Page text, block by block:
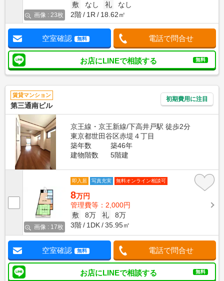
画像 : 23枚
敷
なし 礼
なし
2階
1R 18.62㎡
空室確認 無料 電話で問合せ
お店にLINEで相談する 無料
賃貸マンション
第三通南ビル
初期費用に注目
京王線・京王新線/下高井戸駅 徒歩2分
東京都世田谷区赤堤４丁目
築年数
築46年
建物階数
5階建
画像 : 17枚
即入居 写真充実 無料オンライン相談可
8万円
管理費等：2,000円
敷
8万 礼
8万
3階
1DK 35.95㎡
空室確認 無料 電話で問合せ
お店にLINEで相談する 無料